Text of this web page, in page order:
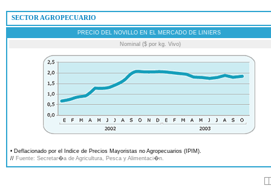
 SECTOR AGROPECUARIO
PRECIO DEL NOVILLO EN EL MERCADO DE LINIERS
Nominal ($ por kg. Vivo)
• Deflacionado por el Indice de Precios Mayoristas no Agropecuarios (IPIM).
// Fuente: Secretar�a de Agricultura, Pesca y Alimentaci�n.